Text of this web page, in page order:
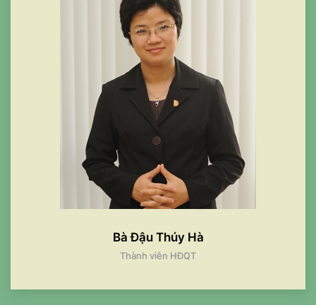
Bà Đậu Thúy Hà
Thành viên HĐQT